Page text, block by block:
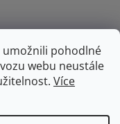
umožnili pohodlné
webu neustále
Více